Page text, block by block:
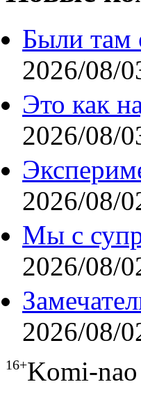
Были там
2026/08/
Это как
2026/08/
2026/08/
Мы с
2026/08/
2026/08/
16+Komi-nao